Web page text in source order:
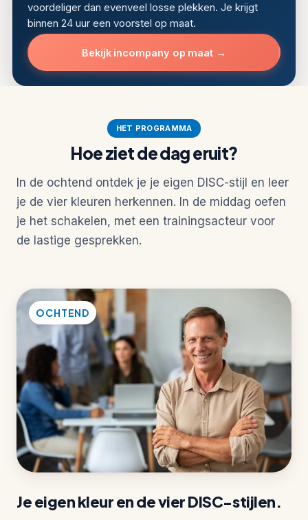
voordeliger dan evenveel losse plekken. Je krijgt
binnen 24 uur een voorstel op maat.
Bekijk incompany op maat →
HET PROGRAMMA
Hoe ziet de dag eruit?
In de ochtend ontdek je je eigen DISC-stijl en leer
je de vier kleuren herkennen. In de middag oefen
je het schakelen, met een trainingsacteur voor
de lastige gesprekken.
OCHTEND
Je eigen kleur en de vier DISC-stijlen.